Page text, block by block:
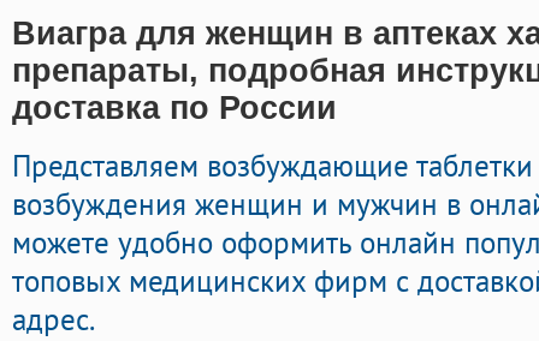
Виагра для женщин в аптеках
препараты, подробная
доставка по России
Представляем возбуждающие
возбуждения женщин и мужчин в
можете удобно оформить онлайн
топовых медицинских фирм с
адрес.